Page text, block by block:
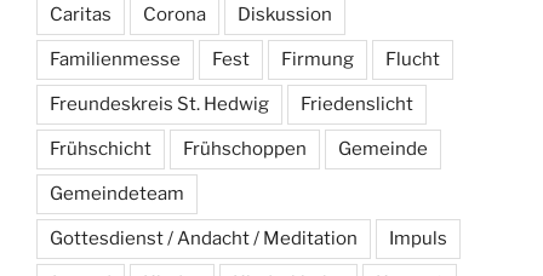
Caritas Corona Diskussion
Familienmesse Fest Firmung Flucht
Freundeskreis St. Hedwig Friedenslicht
Frühschicht Frühschoppen Gemeinde
Gemeindeteam
Gottesdienst / Andacht / Meditation Impuls